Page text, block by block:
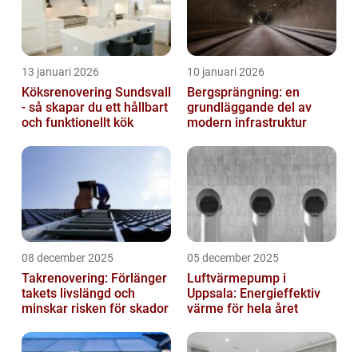
13 januari 2026
Köksrenovering Sundsvall
- så skapar du ett hållbart
och funktionellt kök
10 januari 2026
Bergsprängning: en
grundläggande del av
modern infrastruktur
08 december 2025
Takrenovering: Förlänger
takets livslängd och
minskar risken för skador
05 december 2025
Luftvärmepump i
Uppsala: Energieffektiv
värme för hela året